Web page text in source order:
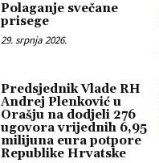
Polaganje svečane
prisege
29. srpnja 2026.
Predsjednik Vlade RH
Andrej Plenković u
Orašju na dodjeli 276
ugovora vrijednih 6,95
milijuna eura potpore
Republike Hrvatske